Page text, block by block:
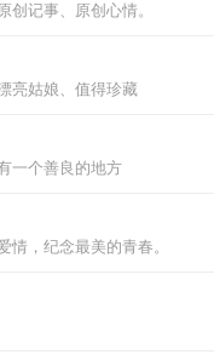
创记事、原创心情。
亮姑娘、值得珍藏
一个善良的地方
情，纪念最美的青春。